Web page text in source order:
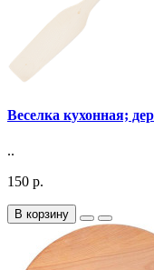
Веселка кухонная;
..
150 р.
В корзину